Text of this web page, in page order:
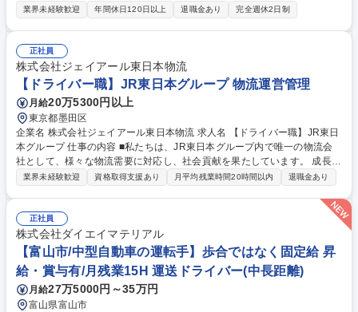
体のレイアウト設計をお任せします。同社他事業部と連携し、半導体専業
グ技術が融合したインテリジェントなIC開発 (3)EDAツールを用いた検
証・シミュレーション モーター、電源、IoT事業など多様な事業を支える
コア技術開発に携われます。自社ブランド製品の一気通貫開発に加え、フ
ァウンドリ事業も展開。最先端の「ロジック・CPU制御」と「アナログ」
の融合を追求します。 募集職種 26-6【ICレイアウト設計/群馬】アナロ
グ・ミックスドシグナル半導体
業界未経験歓迎 年間休日120日以上 退職金あり 完全週休2日制
正社員
株式会社ジェイアール東日本物流
【ドライバー職】JR東日本グループ 物流運営管理
月給20万5300円以上
東京都墨田区
企業名 株式会社ジェイアール東日本物流 求人名 【ドライバー職】JR東日
本グループ 仕事の内容 ■私たちは、JR東日本グループ内で唯一の物流会
社として、様々な物流需要に対応し、社会貢献を果たしています。 成長を
続ける「駅ナカ」をはじめとした駅構内のサービス拡充を支えるために、
い方、キャリアチェンジをお考えの方など、広くご応募いただけたら嬉し
いです。■業務上2～4tトラックを運転していただきますので、自動車の免
許が必須になります。 H19.6以前に普通免許を取得された方、中型免許を
お持ちの方であれば問題ありません。■ 安定企業で福利厚生も各種手当も
充実しております。 当社なら「あなたにあった働き方」が可能です！ 募
集職種 【ドライバー職】JR東日本グループ
業界未経験歓迎 資格取得支援あり 月平均残業時間20時間以内 退職金あり
正社員
株式会社ダイエイマテリアル
【富山市/中型自動車の運転手】歩合ではなく固定給 昇
給・賞与有/月残業15H 運送ドライバー(中長距離)
月給27万5000円～35万円
富山県富山市